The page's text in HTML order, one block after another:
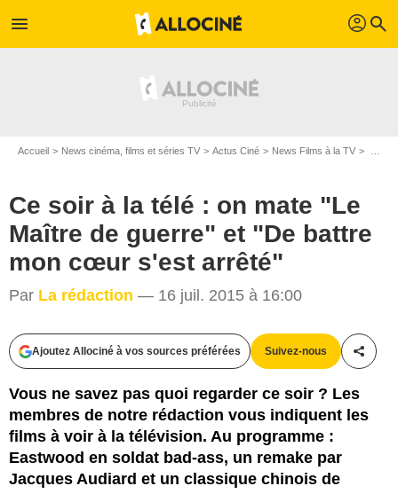
menu profil search
Accueil News cinéma, films et séries TV Actus Ciné News Films à la TV
Ce soir à la télé : on mate "Le
Maître de guerre" et "De battre
mon cœur s'est arrêté"
Par La rédaction — 16 juil. 2015 à 16:00
Ajoutez Allociné à vos sources préférées Suivez-nous
Vous ne savez pas quoi regarder ce soir ? Les
membres de notre rédaction vous indiquent les
films à voir à la télévision. Au programme :
Eastwood en soldat bad-ass, un remake par
Jacques Audiard et un classique chinois de
D.R.